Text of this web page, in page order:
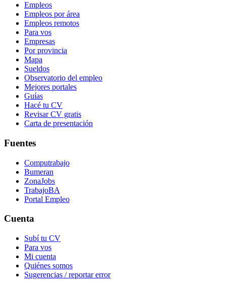
Empleos
Empleos por área
Empleos remotos
Para vos
Empresas
Por provincia
Mapa
Sueldos
Observatorio del empleo
Mejores portales
Guías
Hacé tu CV
Revisar CV gratis
Carta de presentación
Fuentes
Computrabajo
Bumeran
ZonaJobs
TrabajoBA
Portal Empleo
Cuenta
Subí tu CV
Para vos
Mi cuenta
Quiénes somos
Sugerencias / reportar error